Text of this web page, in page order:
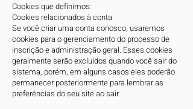
Cookies que definimos:
Cookies relacionados à conta
Se você criar uma conta conosco, usaremos
cookies para o gerenciamento do processo de
inscrição e administração geral. Esses cookies
geralmente serão excluídos quando você sair do
sistema, porém, em alguns casos eles poderão
permanecer posteriormente para lembrar as
preferências do seu site ao sair.